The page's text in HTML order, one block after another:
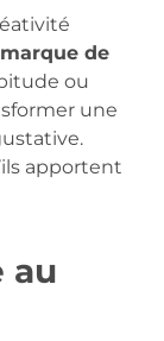
marque de
ou
une
apportent
au